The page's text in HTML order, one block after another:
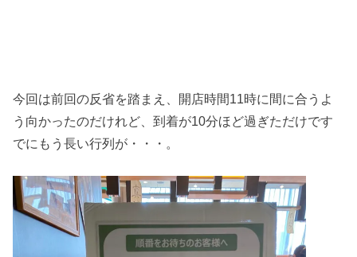
今回は前回の反省を踏まえ、開店時間11時に間に合うよ
う向かったのだけれど、到着が10分ほど過ぎただけです
でにもう長い行列が・・・。